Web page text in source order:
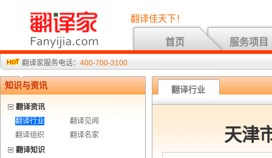
翻译佳天下！
首页 服务项目
翻译家服务电话： 400-700-3100
知识与资讯
翻译资讯
翻译行业
翻译见闻
翻译组织
翻译名家
翻译知识
翻译行业
天津